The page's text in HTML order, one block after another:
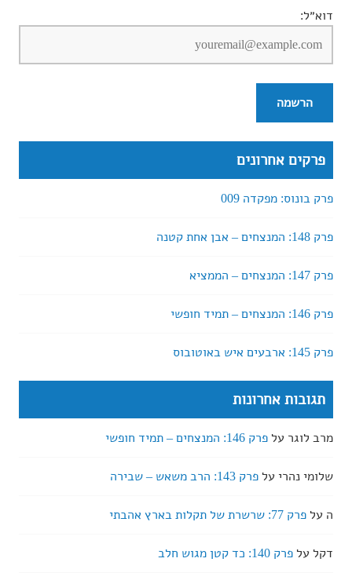
דוא״ל:
פרקים אחרונים
פרק בונוס: מפקדה 009
פרק 148: המנצחים – אבן אחת קטנה
פרק 147: המנצחים – הממציא
פרק 146: המנצחים – תמיד חופשי
פרק 145: ארבעים איש באוטובוס
תגובות אחרונות
מרב לוגר על פרק 146: המנצחים – תמיד חופשי
שלומי נהרי על פרק 143: הרב משאש – שבירה
ה על פרק 77: שרשרת של תקלות בארץ אהבתי
דקל על פרק 140: כד קטן מגוש חלב